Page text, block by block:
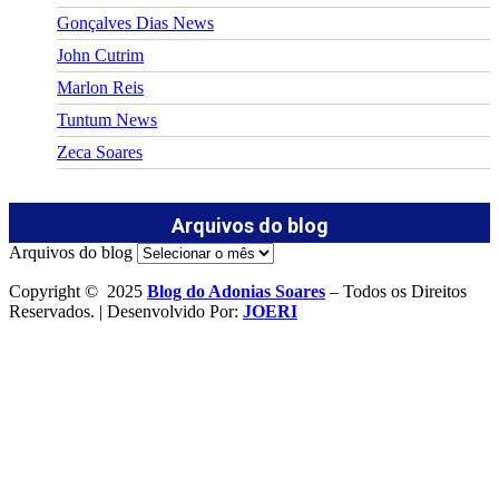
Gonçalves Dias News
John Cutrim
Marlon Reis
Tuntum News
Zeca Soares
Arquivos do blog
Arquivos do blog
Copyright © 2025 Blog do Adonias Soares – Todos os Direitos
Reservados. | Desenvolvido Por: JOERI